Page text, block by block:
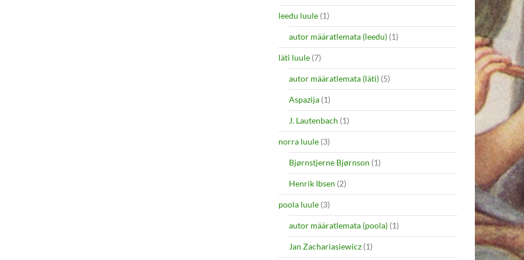
leedu luule (1)
autor määratlemata (leedu) (1)
läti luule (7)
autor määratlemata (läti) (5)
Aspazija (1)
J. Lautenbach (1)
norra luule (3)
Bjørnstjerne Bjørnson (1)
Henrik Ibsen (2)
poola luule (3)
autor määratlemata (poola) (1)
Jan Zachariasiewicz (1)